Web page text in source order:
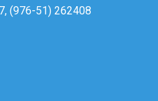
(976-51) 262408